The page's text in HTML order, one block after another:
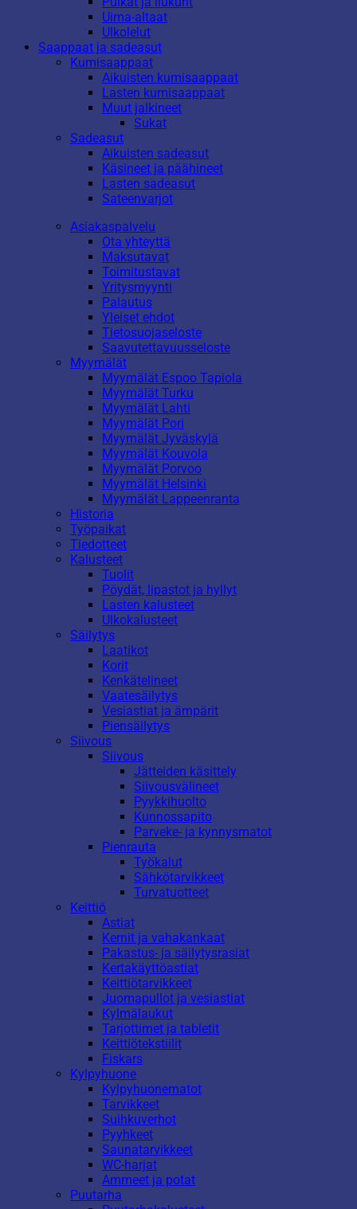
Uima-altaat
Ulkolelut
Saappaat ja sadeasut
Kumisaappaat
Aikuisten kumisaappaat
Lasten kumisaappaat
Muut jalkineet
Sukat
Sadeasut
Aikuisten sadeasut
Käsineet ja päähineet
Lasten sadeasut
Sateenvarjot
Asiakaspalvelu
Ota yhteyttä
Maksutavat
Toimitustavat
Yritysmyynti
Palautus
Yleiset ehdot
Tietosuojaseloste
Saavutettavuusseloste
Myymälät
Myymälät Espoo Tapiola
Myymälät Turku
Myymälät Lahti
Myymälät Pori
Myymälät Jyväskylä
Myymälät Kouvola
Myymälät Porvoo
Myymälät Helsinki
Myymälät Lappeenranta
Historia
Työpaikat
Tiedotteet
Kalusteet
Tuolit
Pöydät, lipastot ja hyllyt
Lasten kalusteet
Ulkokalusteet
Säilytys
Laatikot
Korit
Kenkätelineet
Vaatesäilytys
Vesiastiat ja ämpärit
Piensäilytys
Siivous
Siivous
Jätteiden käsittely
Siivousvälineet
Pyykkihuolto
Kunnossapito
Parveke- ja kynnysmatot
Pienrauta
Työkalut
Sähkötarvikkeet
Turvatuotteet
Keittiö
Astiat
Kernit ja vahakankaat
Pakastus- ja säilytysrasiat
Kertakäyttöastiat
Keittiötarvikkeet
Juomapullot ja vesiastiat
Kylmälaukut
Tarjottimet ja tabletit
Keittiötekstiilit
Fiskars
Kylpyhuone
Kylpyhuonematot
Tarvikkeet
Suihkuverhot
Pyyhkeet
Saunatarvikkeet
WC-harjat
Ammeet ja potat
Puutarha